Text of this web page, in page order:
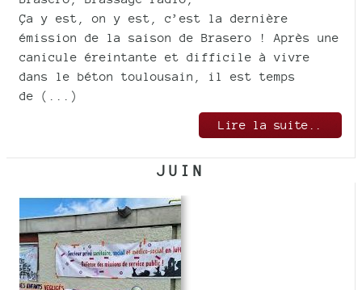
Ça y est, on y est, c’est la dernière
émission de la saison de Brasero ! Après une
canicule éreintante et difficile à vivre
dans le béton toulousain, il est temps
de (...)
Lire la suite..
JUIN